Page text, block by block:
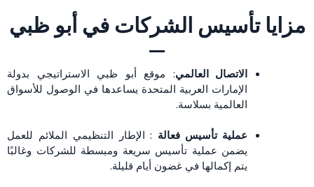
مزايا تأسيس الشركات في أبو ظبي
الاتصال العالمي: موقع أبو ظبي الاستراتيجي بدولة
الإمارات العربية المتحدة يساعدها في الوصول للأسواق
العالمية بسلاسة.
عملية تأسيس فعالة : الإطار التنظيمي الملائم للعمل
يضمن عملية تأسيس سريعة ومبسطة للشركات وغالبًا
يتم إكمالها في غضون أيام قليلة.